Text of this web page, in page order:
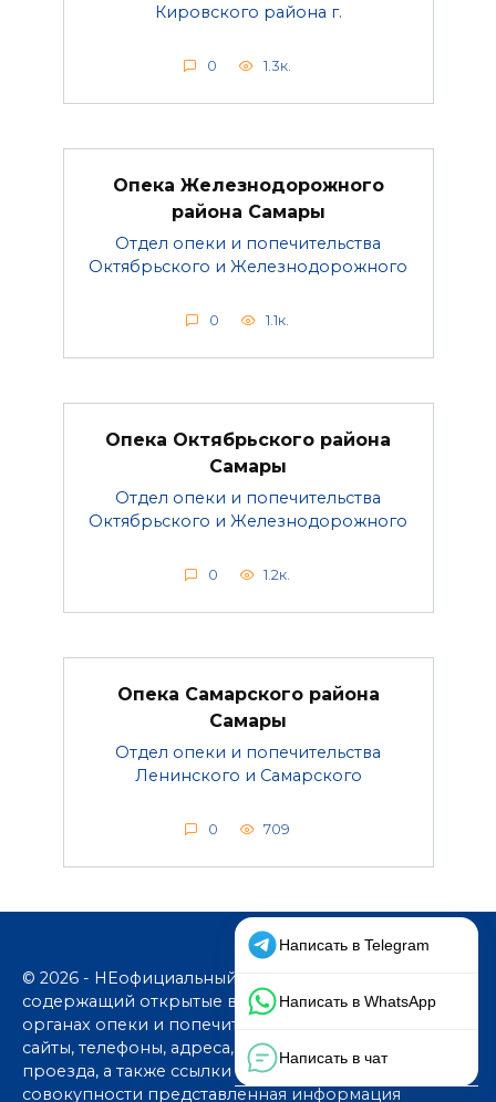
Кировского района г.
0 1.3к.
Опека Железнодорожного
района Самары
Отдел опеки и попечительства
Октябрьского и Железнодорожного
0 1.1к.
Опека Октябрьского района
Самары
Отдел опеки и попечительства
Октябрьского и Железнодорожного
0 1.2к.
Опека Самарского района
Самары
Отдел опеки и попечительства
Ленинского и Самарского
0 709
© 2026 - НЕофициальный информационный сайт,
содержащий открытые выверенные данные об
органах опеки и попечительства: официальные
сайты, телефоны, адреса, графики работы, схемы
проезда, а также ссылки на юридические фирмы. В
совокупности представленная информация